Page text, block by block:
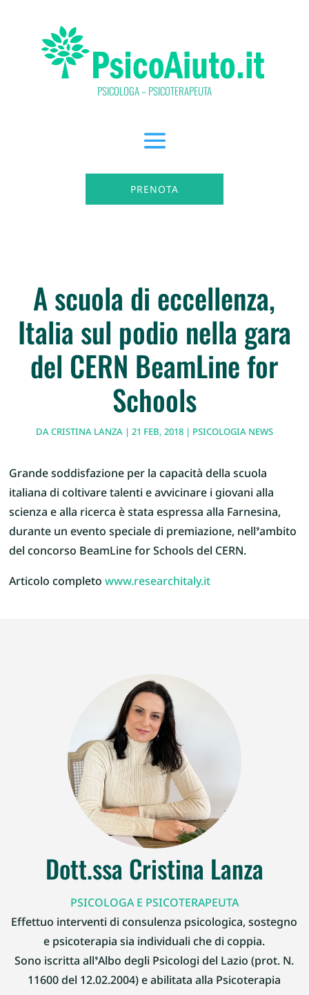
PSICOLOGA – PSICOTERAPEUTA
PRENOTA
A scuola di eccellenza,
Italia sul podio nella gara
del CERN BeamLine for
Schools
DACRISTINA LANZA|21 FEB, 2018| PSICOLOGIA NEWS
Grande soddisfazione per la capacità della scuola
italiana di coltivare talenti e avvicinare i giovani alla
scienza e alla ricerca è stata espressa alla Farnesina,
durante un evento speciale di premiazione, nell’ambito
del concorso BeamLine for Schools del CERN.
Articolo completowww.researchitaly.it
Dott.ssa Cristina Lanza
PSICOLOGA E PSICOTERAPEUTA
Effettuo interventi di consulenza psicologica, sostegno
e psicoterapia sia individuali che di coppia.
Sono iscritta all’Albo degli Psicologi del Lazio (prot. N.
11600 del 12.02.2004) e abilitata alla Psicoterapia